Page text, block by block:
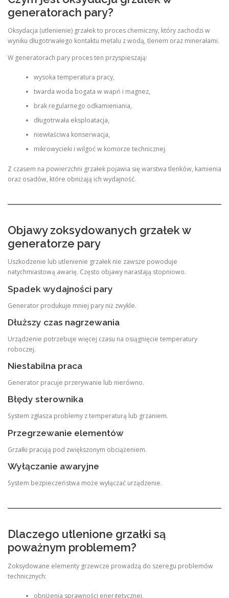
generatorach pary?
Oksydacja (utlenienie) grzałek to proces chemiczny, który zachodzi w
wyniku długotrwałego kontaktu metalu z wodą, tlenem oraz minerałami.
W generatorach pary proces ten przyspieszają:
wysoka temperatura pracy,
twarda woda bogata w wapń i magnez,
brak regularnego odkamieniania,
długotrwała eksploatacja,
niewłaściwa konserwacja,
mikrowycieki i wilgoć w komorze technicznej.
Z czasem na powierzchni grzałek pojawia się warstwa tlenków, kamienia
oraz osadów, które obniżają ich wydajność.
Objawy zoksydowanych grzałek w
generatorze pary
Uszkodzenie lub utlenienie grzałek nie zawsze powoduje
natychmiastową awarię. Często objawy narastają stopniowo.
Spadek wydajności pary
Generator produkuje mniej pary niż zwykle.
Dłuższy czas nagrzewania
Urządzenie potrzebuje więcej czasu na osiągnięcie temperatury
roboczej.
Niestabilna praca
Generator pracuje przerywanie lub nierówno.
Błędy sterownika
System zgłasza problemy z temperaturą lub grzaniem.
Przegrzewanie elementów
Grzałki pracują pod zwiększonym obciążeniem.
Wyłączanie awaryjne
System bezpieczeństwa może wyłączać urządzenie.
Dlaczego utlenione grzałki są
poważnym problemem?
Zoksydowane elementy grzewcze prowadzą do szeregu problemów
technicznych:
obniżenia sprawności energetycznej,